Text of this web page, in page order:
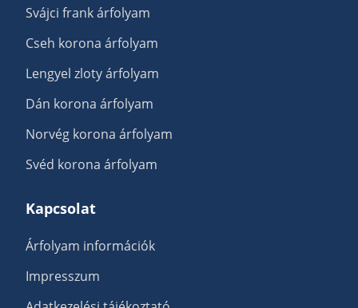
Svájci frank árfolyam
Cseh korona árfolyam
Lengyel zloty árfolyam
Dán korona árfolyam
Norvég korona árfolyam
Svéd korona árfolyam
Kapcsolat
Árfolyam információk
Impresszum